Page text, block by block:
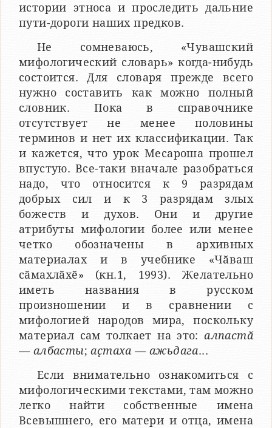
истории этноса и проследить дальние
пути-дороги наших предков.
Не сомневаюсь, «Чувашский
мифологический словарь» когда-нибудь
состоится. Для словаря прежде всего
нужно составить как можно полный
словник. Пока в справочнике
отсутствует не менее половины
терминов и нет их классификации. Так
и кажется, что урок Месароша прошел
впустую. Все-таки вначале разобраться
надо, что относится к 9 разрядам
добрых сил и к 3 разрядам злых
божеств и духов. Они и другие
атрибуты мифологии более или менее
четко обозначены в архивных
материалах и в учебнике «Чӑваш
сӑмахлӑхӗ» (кн.1, 1993). Желательно
иметь названия в русском
произношении и в сравнении с
мифологией народов мира, поскольку
материал сам толкает на это:алпастӑ
— албасты;аҫтаха — ажьдага...
Если внимательно ознакомиться с
мифологическими текстами, там можно
легко найти собственные имена
Всевышнего, его матери и отца, имена